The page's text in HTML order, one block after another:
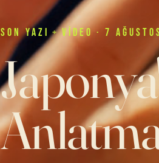
SONYAZI + VIDEO· 7